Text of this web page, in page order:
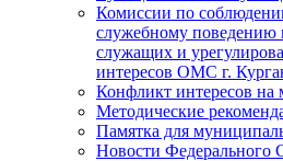
Комиссии по
служебному
служащих и
интересов ОМС г.
Конфликт интересов
Методические
Памятка для
Новости Федерального